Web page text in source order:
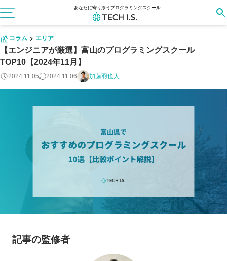
あなたに寄り添うプログラミングスクール
コラム エリア
【エンジニアが厳選】富山のプログラミングスクール
TOP10【2024年11月】
2024.11.05 2024.11.06 加藤羽也人
記事の監修者